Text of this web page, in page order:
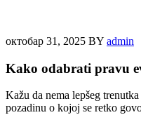
октобар 31, 2025 BY admin
Kako odabrati pravu
Kažu da nema lepšeg
pozadinu o kojoj se retko